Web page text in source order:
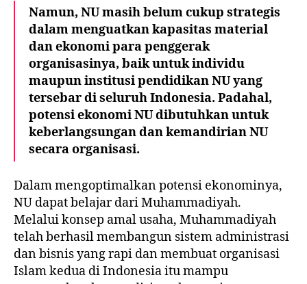
Namun, NU masih belum cukup strategis
dalam menguatkan kapasitas material
dan ekonomi para penggerak
organisasinya, baik untuk individu
maupun institusi pendidikan NU yang
tersebar di seluruh Indonesia. Padahal,
potensi ekonomi NU dibutuhkan untuk
keberlangsungan dan kemandirian NU
secara organisasi.
Dalam mengoptimalkan potensi ekonominya,
NU dapat belajar dari Muhammadiyah.
Melaluikonsep amal usaha, Muhammadiyah
telah berhasil membangun sistem administrasi
dan bisnis yang rapi dan membuat organisasi
Islam kedua di Indonesia itu mampu